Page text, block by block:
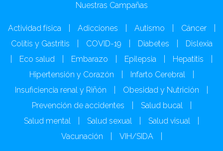
Nuestras Campañas
Actividad física Adicciones Autismo Cáncer
Colitis y Gastritis
COVID-19 Diabetes
Dislexia
Eco salud Embarazo Epilepsia Hepatitis
Hipertensión y Corazón
Infarto Cerebral
Insuficiencia renal y Riñón
Obesidad y Nutrición
Prevención de accidentes
Salud bucal
Salud mental
Salud sexual Salud visual
Vacunación
VIH/SIDA